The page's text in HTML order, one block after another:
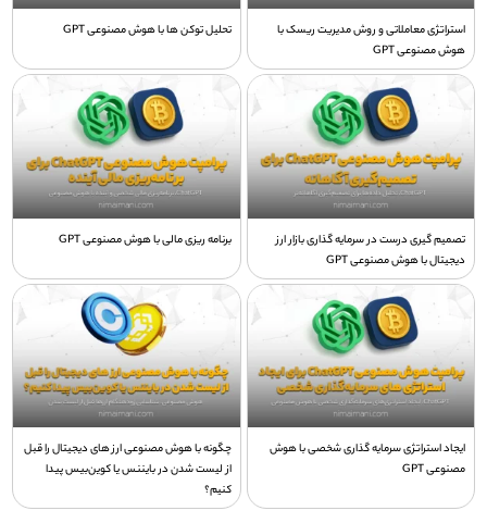
استراتژی‌ معاملاتی و روش‌ مدیریت ریسک با
هوش مصنوعی GPT
تحلیل توکن ها با هوش مصنوعی GPT
تصمیم گیری درست در سرمایه گذاری بازار ارز
دیجیتال با هوش مصنوعی GPT
برنامه ریزی مالی با هوش مصنوعی GPT
ایجاد استراتژی سرمایه گذاری شخصی با هوش
مصنوعی GPT
چگونه با هوش مصنوعی ارز های دیجیتال را قبل
از لیست شدن در بایننس یا کوین‌بیس پیدا
کنیم؟